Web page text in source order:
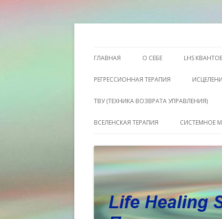
ГЛАВНАЯ О СЕБЕ LHS
РЕГРЕССИОННАЯ ТЕРАПИЯ
ТВУ (ТЕХНИКА ВОЗВРАТА УПРАВЛЕНИЯ)
ВСЕЛЕНСКАЯ ТЕРАПИЯ СИСТЕМНОЕ